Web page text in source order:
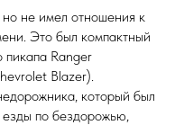
не имел отношения к
Это был компактный
пикапа Ranger
Blazer).
который был
по бездорожью,